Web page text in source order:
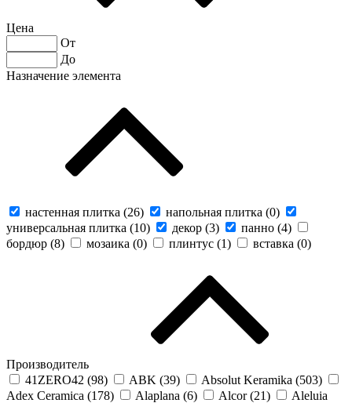
Цена
От
До
Назначение элемента
настенная плитка (26) напольная плитка (0)
универсальная плитка (10) декор (3) панно (4)
бордюр (8) мозаика (0) плинтус (1) вставка (0)
Производитель
41ZERO42 (98) ABK (39) Absolut Keramika (503)
Adex Ceramica (178) Alaplana (6) Alcor (21)
Aleluia